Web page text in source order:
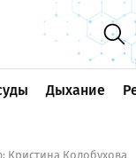
Дыхание
Кристина Колобухова